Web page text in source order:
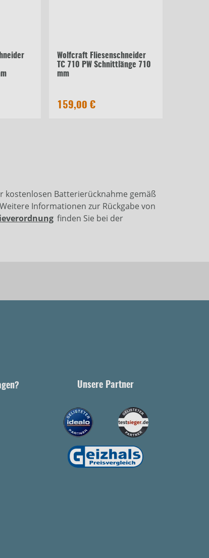
Wolfcraft Fliesenschneider
TC 710 PW Schnittlänge 710
mm
159,00 €
kostenlosen Batterierücknahme gemäß
Informationen zur Rückgabe von
finden Sie bei der
Unsere Partner